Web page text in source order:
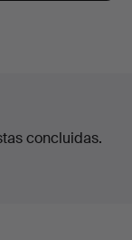
concluidas.